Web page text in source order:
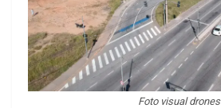
Foto visual drones